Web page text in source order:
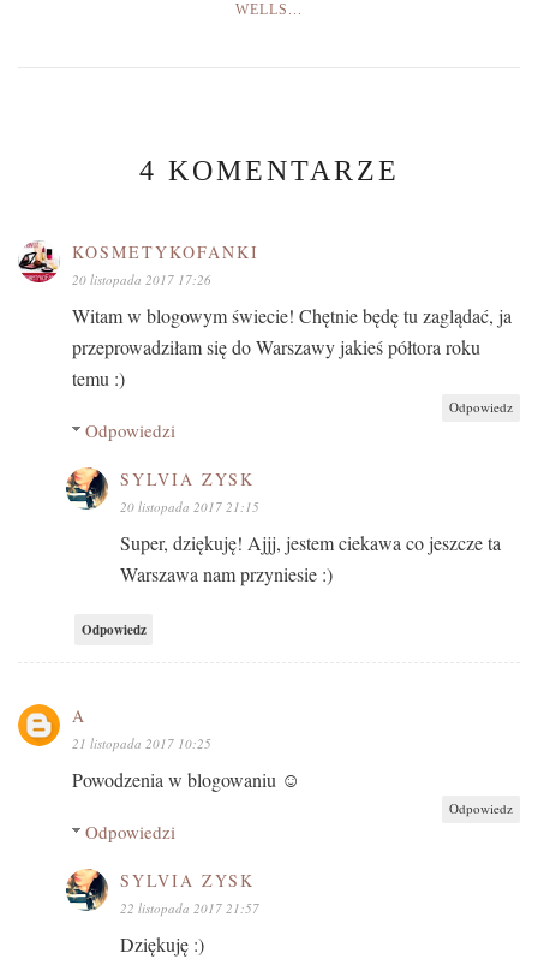
WELLS...
4 KOMENTARZE
KOSMETYKOFANKI
20 listopada 2017 17:26
Witam w blogowym świecie! Chętnie będę tu zaglądać, ja
przeprowadziłam się do Warszawy jakieś półtora roku
temu :)
Odpowiedz
Odpowiedzi
SYLVIA ZYSK
20 listopada 2017 21:15
Super, dziękuję! Ajjj, jestem ciekawa co jeszcze ta
Warszawa nam przyniesie :)
Odpowiedz
A
21 listopada 2017 10:25
Powodzenia w blogowaniu ☺
Odpowiedz
Odpowiedzi
SYLVIA ZYSK
22 listopada 2017 21:57
Dziękuję :)